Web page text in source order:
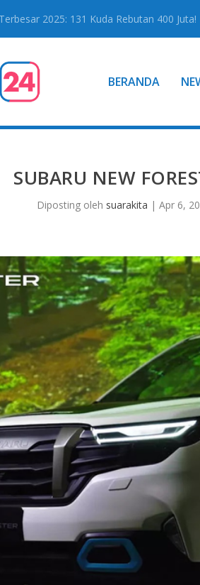
2025: 131 Kuda Rebutan 400 Juta!
BERANDA
SUBARU NEW
Diposting oleh suarakita |Apr 6,